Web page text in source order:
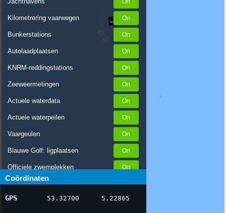
Kilometrering vaarwegen
Bunkerstations
Autolaadplaatsen
KNRM-reddingstations
Zeeweermetingen
Actuele waterdata
Actuele waterpeilen
Vaargeulen
Blauwe Golf: ligplaatsen
Officiele zwemplekken
Stremmingen/hinder
AIS scheepsposities
Coördinaten
GPS 53.32700 5.22865